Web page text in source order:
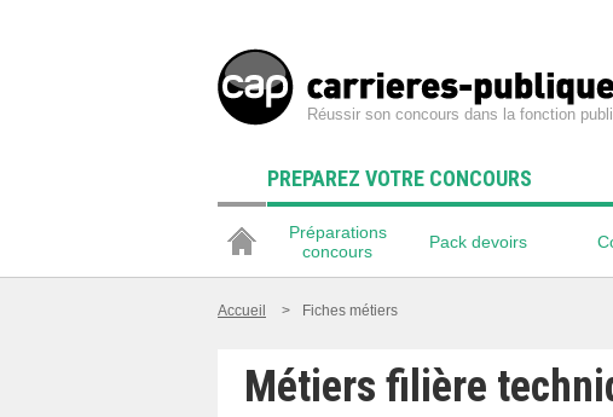
Réussir son concours dans la fonction
PREPAREZ VOTRE CONCOURS
Préparations
concours
Pack devoirs
Accueil > Fiches métiers
Métiers filière